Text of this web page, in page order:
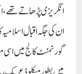
انگریزی پڑھاتے تھے
ان کی جگہ اقبال